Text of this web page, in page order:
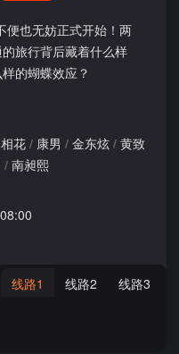
便也无妨正式开始！两
旅行背后藏着什么样
的蝴蝶效应？
花 / 康男 / 金东炫 / 黄致
/ 南昶熙
线路1 线路2 线路3